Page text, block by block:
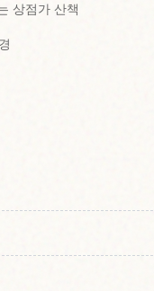
상점가 산책